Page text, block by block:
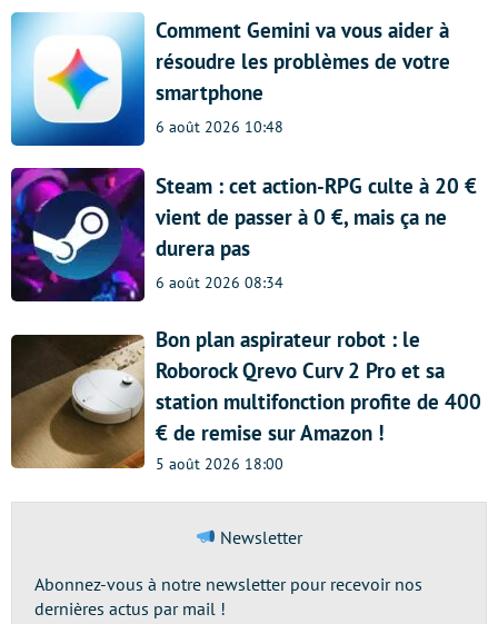
Comment Gemini va vous aider à
résoudre les problèmes de votre
smartphone
6 août 2026 10:48
Steam : cet action-RPG culte à 20 €
vient de passer à 0 €, mais ça ne
durera pas
6 août 2026 08:34
Bon plan aspirateur robot : le
Roborock Qrevo Curv 2 Pro et sa
station multifonction profite de 400
€ de remise sur Amazon !
5 août 2026 18:00
Newsletter
Abonnez-vous à notre newsletter pour recevoir nos
dernières actus par mail !